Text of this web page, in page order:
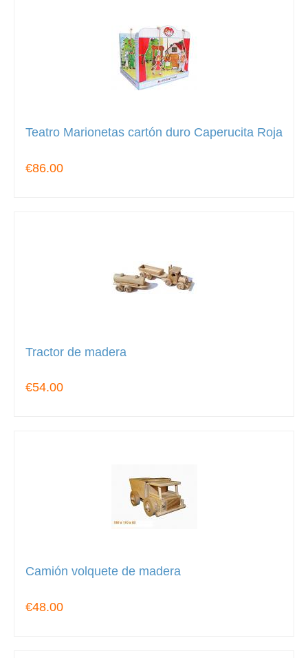
Teatro Marionetas cartón duro Caperucita Roja
€86.00
Tractor de madera
€54.00
Camión volquete de madera
€48.00